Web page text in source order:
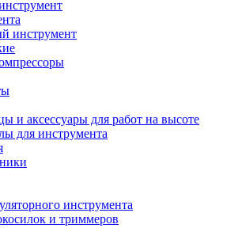
инструмент
и аксессуары для работ на высоте
для инструмента
инструмента
и триммеров